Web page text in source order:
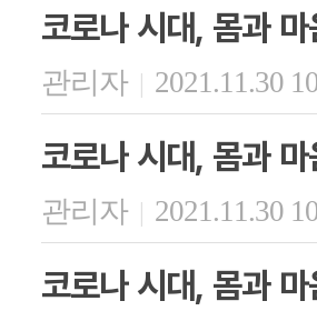
코로나 시대, 몸과
관리자 | 2021.11.30
코로나 시대, 몸과
관리자 | 2021.11.30
코로나 시대, 몸과